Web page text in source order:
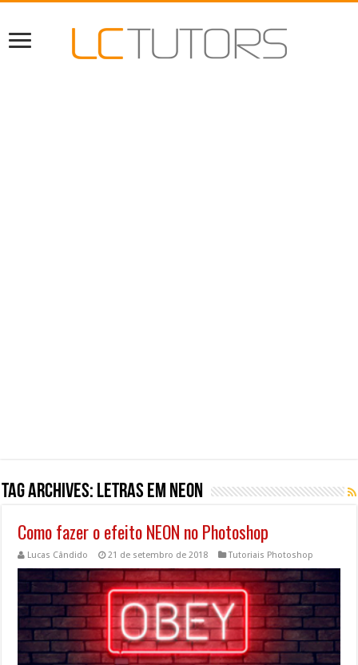
Tag Archives: letras em neon
Como fazer o efeito NEON no Photoshop
Lucas Cândido 21 de setembro de 2018 Tutoriais Photoshop